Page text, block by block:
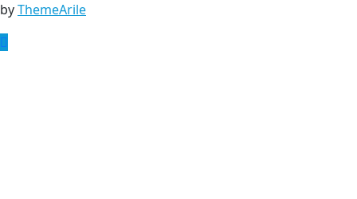
byThemeArile